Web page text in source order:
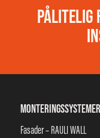
PÅLITELIG
MONTERINGSSYSTEMER
Fasader – RAULI WALL